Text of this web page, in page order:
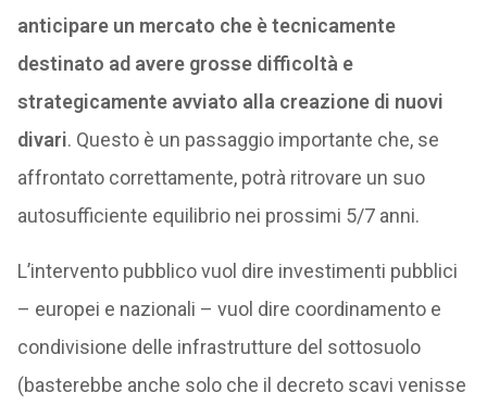
anticipare un mercato che è tecnicamente
destinato ad avere grosse difficoltà e
strategicamente avviato alla creazione di nuovi
divari. Questo è un passaggio importante che, se
affrontato correttamente, potrà ritrovare un suo
autosufficiente equilibrio nei prossimi 5/7 anni.
L’intervento pubblico vuol dire investimenti pubblici
– europei e nazionali – vuol dire coordinamento e
condivisione delle infrastrutture del sottosuolo
(basterebbe anche solo che il decreto scavi venisse